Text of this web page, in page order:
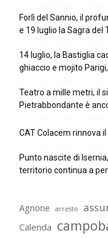
Forlì del Sannio, il
e 19 luglio la Sagra del
14 luglio, la Bastiglia
ghiaccio e mojito
Teatro a mille metri, il
Pietrabbondante è
CAT Colacem rinnova
Punto nascite di
territorio continua a
Agnone arresto
Calenda